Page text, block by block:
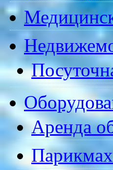
Аренда